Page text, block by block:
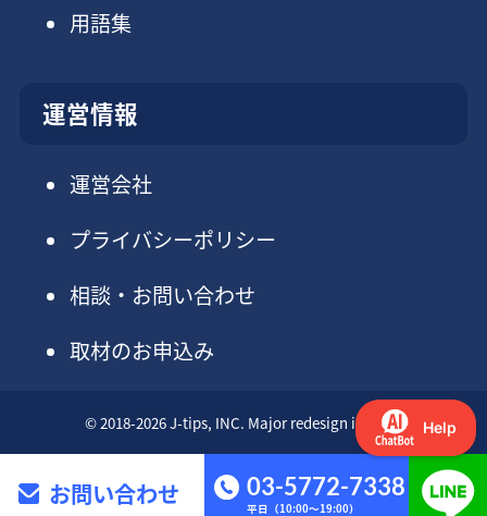
用語集
運営情報
運営会社
プライバシーポリシー
相談・お問い合わせ
取材のお申込み
© 2018-2026 J-tips, INC. Major redesign in 2025.
お問い合わせ 03-5772-7338
平日（10:00～19:00）